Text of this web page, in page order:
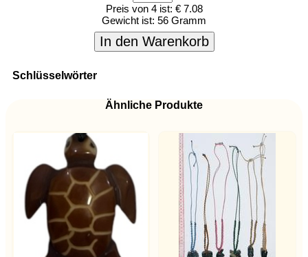
Preis von 4 ist: € 7.08
Gewicht ist: 56 Gramm
In den Warenkorb
Schlüsselwörter
Ähnliche Produkte